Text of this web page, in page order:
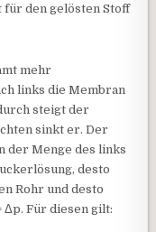
für den gelösten Stoff
mehr
links die Membran
steigt der
sinkt er. Der
der Menge des links
desto
Rohr und desto
Δp. Für diesen gilt: